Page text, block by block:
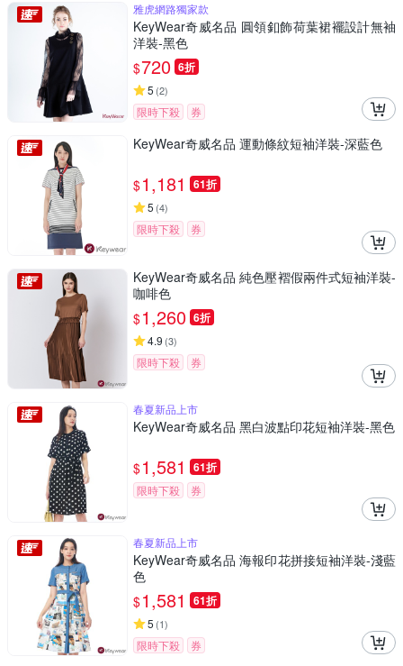
雅虎網路獨家款
KeyWear奇威名品 圓領釦飾荷葉裙襬設計無袖
洋裝-黑色
$720 6折
5 (2)
限時下殺 券
KeyWear奇威名品 運動條紋短袖洋裝-深藍色
$1,181 61折
5 (4)
限時下殺 券
KeyWear奇威名品 純色壓褶假兩件式短袖洋裝-
咖啡色
$1,260 6折
4.9 (3)
限時下殺 券
春夏新品上市
KeyWear奇威名品 黑白波點印花短袖洋裝-黑色
$1,581 61折
限時下殺 券
春夏新品上市
KeyWear奇威名品 海報印花拼接短袖洋裝-淺藍
色
$1,581 61折
5 (1)
限時下殺
券